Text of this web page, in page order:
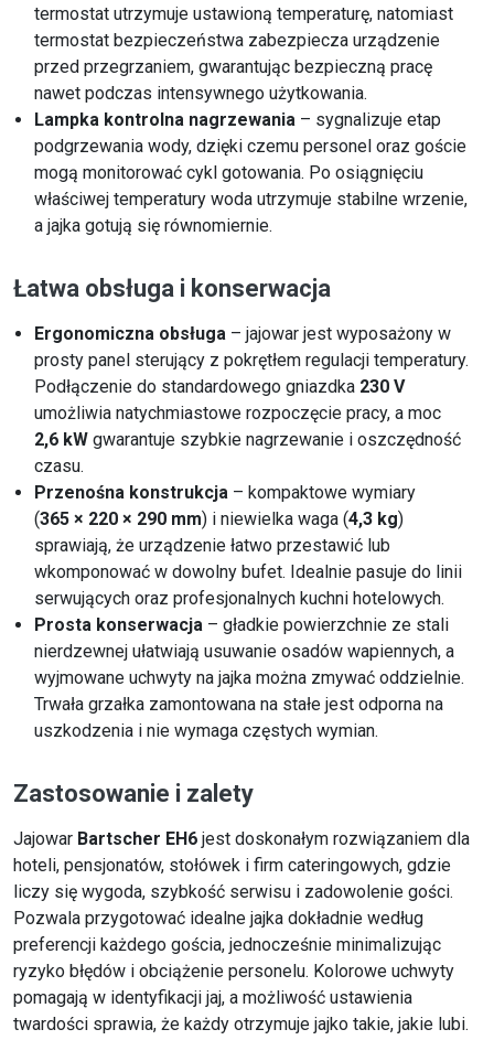
termostat utrzymuje ustawioną temperaturę, natomiast
termostat bezpieczeństwa zabezpiecza urządzenie
przed przegrzaniem, gwarantując bezpieczną pracę
nawet podczas intensywnego użytkowania.
Lampka kontrolna nagrzewania – sygnalizuje etap
podgrzewania wody, dzięki czemu personel oraz goście
mogą monitorować cykl gotowania. Po osiągnięciu
właściwej temperatury woda utrzymuje stabilne wrzenie,
a jajka gotują się równomiernie.
Łatwa obsługa i konserwacja
Ergonomiczna obsługa – jajowar jest wyposażony w
prosty panel sterujący z pokrętłem regulacji temperatury.
Podłączenie do standardowego gniazdka 230 V
umożliwia natychmiastowe rozpoczęcie pracy, a moc
2,6 kW gwarantuje szybkie nagrzewanie i oszczędność
czasu.
Przenośna konstrukcja – kompaktowe wymiary
(365 × 220 × 290 mm) i niewielka waga (4,3 kg)
sprawiają, że urządzenie łatwo przestawić lub
wkomponować w dowolny bufet. Idealnie pasuje do linii
serwujących oraz profesjonalnych kuchni hotelowych.
Prosta konserwacja – gładkie powierzchnie ze stali
nierdzewnej ułatwiają usuwanie osadów wapiennych, a
wyjmowane uchwyty na jajka można zmywać oddzielnie.
Trwała grzałka zamontowana na stałe jest odporna na
uszkodzenia i nie wymaga częstych wymian.
Zastosowanie i zalety
Jajowar Bartscher EH6 jest doskonałym rozwiązaniem dla
hoteli, pensjonatów, stołówek i firm cateringowych, gdzie
liczy się wygoda, szybkość serwisu i zadowolenie gości.
Pozwala przygotować idealne jajka dokładnie według
preferencji każdego gościa, jednocześnie minimalizując
ryzyko błędów i obciążenie personelu. Kolorowe uchwyty
pomagają w identyfikacji jaj, a możliwość ustawienia
twardości sprawia, że każdy otrzymuje jajko takie, jakie lubi.